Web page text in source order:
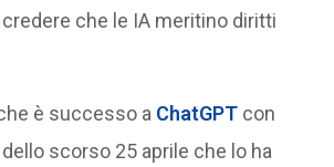
che le IA meritino diritti
è successo a ChatGPT con
dello scorso 25 aprile che lo ha